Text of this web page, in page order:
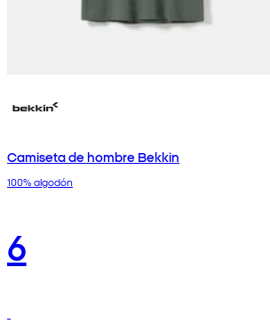
Camiseta de hombre Bekkin
100% algodón
6